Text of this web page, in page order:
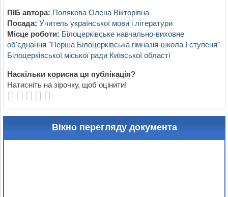
ПІБ автора: Полякова Олена Вікторівна
Посада: Учитель української мови і літератури
Місце роботи: Білоцерківське навчально-виховне
об'єднання "Перша Білоцерківська гімназія-школа І ступеня"
Білоцерківської міської ради Київської області
Наскільки корисна ця публікація?
Натисніть на зірочку, щоб оцінити!
Вікно перегляду документа